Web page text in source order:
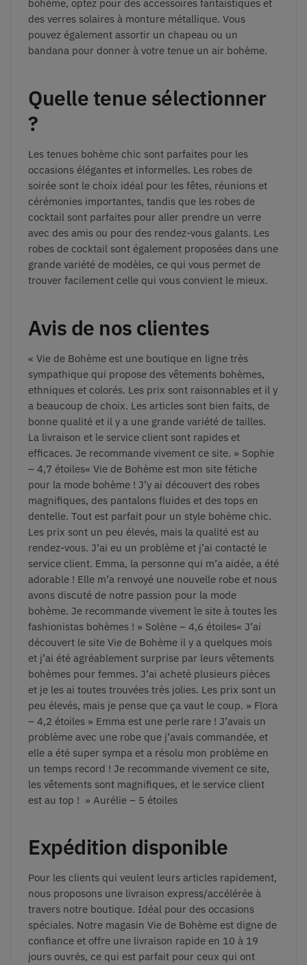
bohème, optez pour des accessoires fantaistiques et
des verres solaires à monture métallique. Vous
pouvez également assortir un chapeau ou un
bandana pour donner à votre tenue un air bohème.
Quelle tenue sélectionner
?
Les tenues bohème chic sont parfaites pour les
occasions élégantes et informelles. Les robes de
soirée sont le choix idéal pour les fêtes, réunions et
cérémonies importantes, tandis que les robes de
cocktail sont parfaites pour aller prendre un verre
avec des amis ou pour des rendez-vous galants. Les
robes de cocktail sont également proposées dans une
grande variété de modèles, ce qui vous permet de
trouver facilement celle qui vous convient le mieux.
Avis de nos clientes
« Vie de Bohème est une boutique en ligne très
sympathique qui propose des vêtements bohèmes,
ethniques et colorés. Les prix sont raisonnables et il y
a beaucoup de choix. Les articles sont bien faits, de
bonne qualité et il y a une grande variété de tailles.
La livraison et le service client sont rapides et
efficaces. Je recommande vivement ce site. » Sophie
– 4,7 étoiles« Vie de Bohème est mon site fétiche
pour la mode bohème ! J’y ai découvert des robes
magnifiques, des pantalons fluides et des tops en
dentelle. Tout est parfait pour un style bohème chic.
Les prix sont un peu élevés, mais la qualité est au
rendez-vous. J’ai eu un problème et j’ai contacté le
service client. Emma, la personne qui m’a aidée, a été
adorable ! Elle m’a renvoyé une nouvelle robe et nous
avons discuté de notre passion pour la mode
bohème. Je recommande vivement le site à toutes les
fashionistas bohèmes ! » Solène – 4,6 étoiles« J’ai
découvert le site Vie de Bohème il y a quelques mois
et j’ai été agréablement surprise par leurs vêtements
bohèmes pour femmes. J’ai acheté plusieurs pièces
et je les ai toutes trouvées très jolies. Les prix sont un
peu élevés, mais je pense que ça vaut le coup. » Flora
– 4,2 étoiles » Emma est une perle rare ! J’avais un
problème avec une robe que j’avais commandée, et
elle a été super sympa et a résolu mon problème en
un temps record ! Je recommande vivement ce site,
les vêtements sont magnifiques, et le service client
est au top ! » Aurélie – 5 étoiles
Expédition disponible
Pour les clients qui veulent leurs articles rapidement,
nous proposons une livraison express/accélérée à
travers notre boutique. Idéal pour des occasions
spéciales. Notre magasin Vie de Bohème est digne de
confiance et offre une livraison rapide en 10 à 19
jours ouvrés, ce qui est parfait pour ceux qui ont